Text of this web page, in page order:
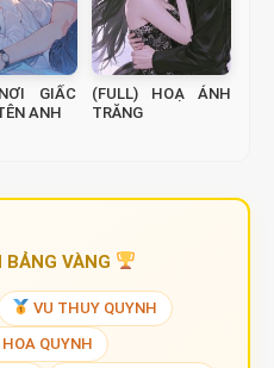
GIẤC
ANH
(FULL) HOẠ ÁNH
TRĂNG
BẢNG VÀNG
VU THUY QUYNH
QUYNH